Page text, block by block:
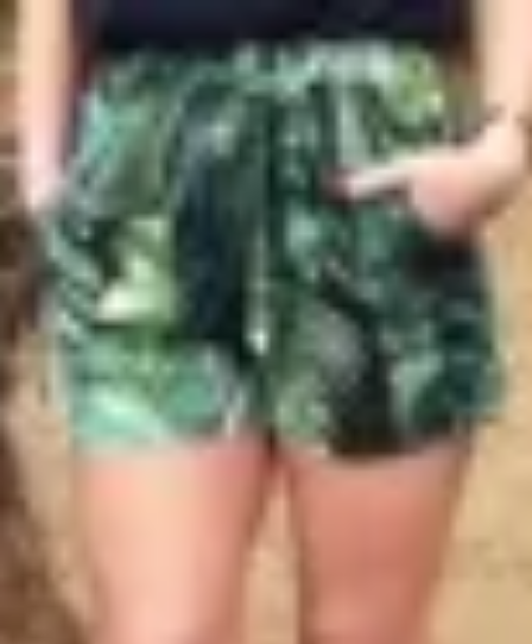
Découvrir !
Basculer
navigation
CONTRIBUTION À PROPOS
Côté obscure ! 4 461 vues